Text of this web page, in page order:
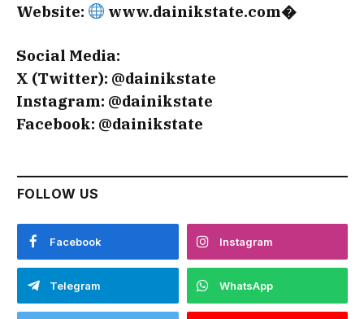
Website:
www.dainikstate.com⁠�
Social Media:
X (Twitter): @dainikstate
Instagram: @dainikstate
Facebook: @dainikstate
FOLLOW US
Facebook Instagram
Telegram WhatsApp